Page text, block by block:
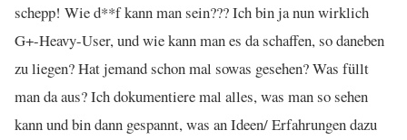
schepp! Wie d**f kann man sein??? Ich bin ja nun wirklich
G+-Heavy-User, und wie kann man es da schaffen, so daneben
zu liegen? Hat jemand schon mal sowas gesehen? Was füllt
man da aus? Ich dokumentiere mal alles, was man so sehen
kann und bin dann gespannt, was an Ideen/ Erfahrungen dazu